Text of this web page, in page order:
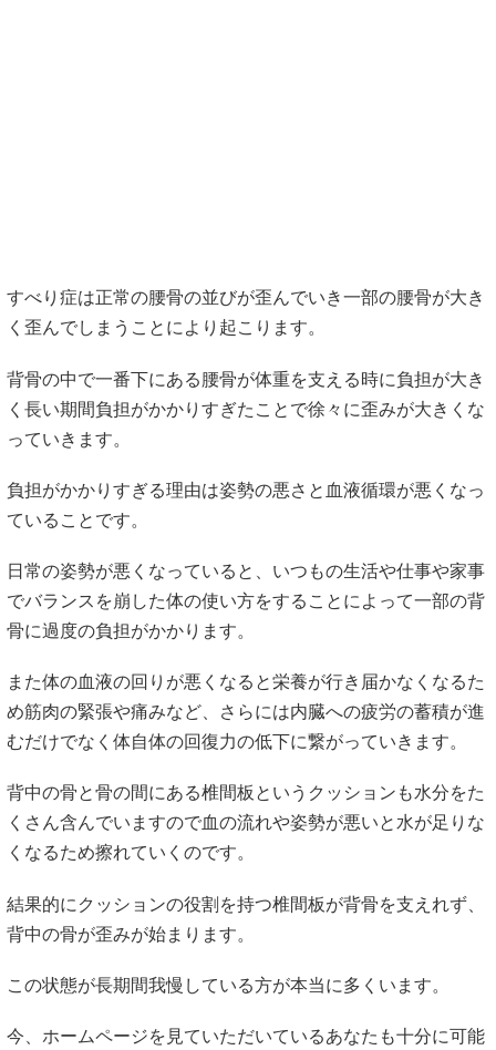
すべり症は正常の腰骨の並びが歪んでいき一部の腰骨が大き
く歪んでしまうことにより起こります。
背骨の中で一番下にある腰骨が体重を支える時に負担が大き
く長い期間負担がかかりすぎたことで徐々に歪みが大きくな
っていきます。
負担がかかりすぎる理由は姿勢の悪さと血液循環が悪くなっ
ていることです。
日常の姿勢が悪くなっていると、いつもの生活や仕事や家事
でバランスを崩した体の使い方をすることによって一部の背
骨に過度の負担がかかります。
また体の血液の回りが悪くなると栄養が行き届かなくなるた
め筋肉の緊張や痛みなど、さらには内臓への疲労の蓄積が進
むだけでなく体自体の回復力の低下に繋がっていきます。
背中の骨と骨の間にある椎間板というクッションも水分をた
くさん含んでいますので血の流れや姿勢が悪いと水が足りな
くなるため擦れていくのです。
結果的にクッションの役割を持つ椎間板が背骨を支えれず、
背中の骨が歪みが始まります。
この状態が長期間我慢している方が本当に多くいます。
今、ホームページを見ていただいているあなたも十分に可能